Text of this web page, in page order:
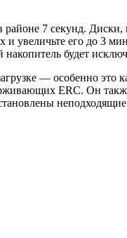
7 секунд.
увеличьте его до 3
будет
— особенно это
ERC. Он